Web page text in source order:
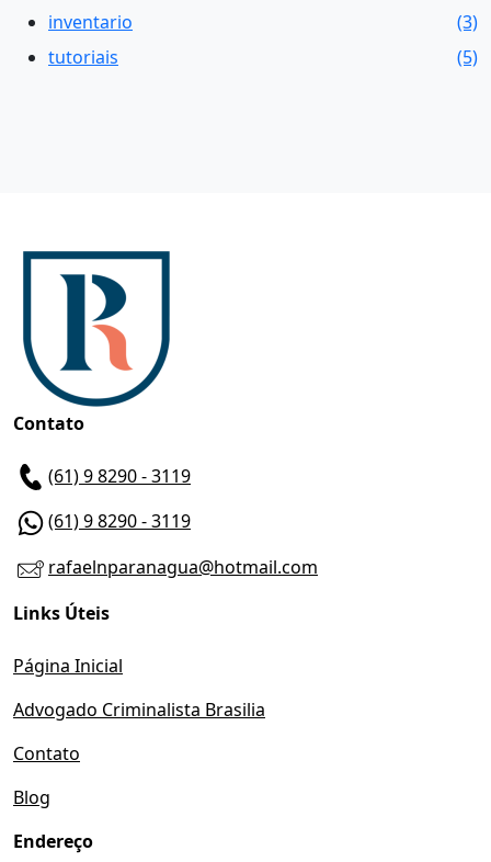
inventario
(3)
tutoriais
(5)
Contato
(61) 9 8290 - 3119
(61) 9 8290 - 3119
rafaelnparanagua@hotmail.com
Links Úteis
Página Inicial
Advogado Criminalista Brasilia
Contato
Blog
Endereço